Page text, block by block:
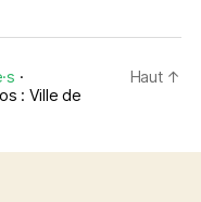
·
: Ville de
Haut ↑